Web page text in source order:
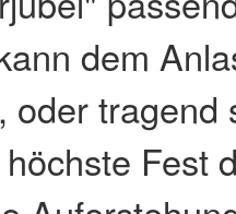
dem
oder tragend
Fest